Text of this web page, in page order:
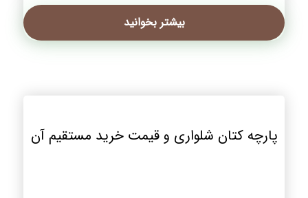
بیشتر بخوانید
پارچه کتان شلواری و قیمت خرید مستقیم آن